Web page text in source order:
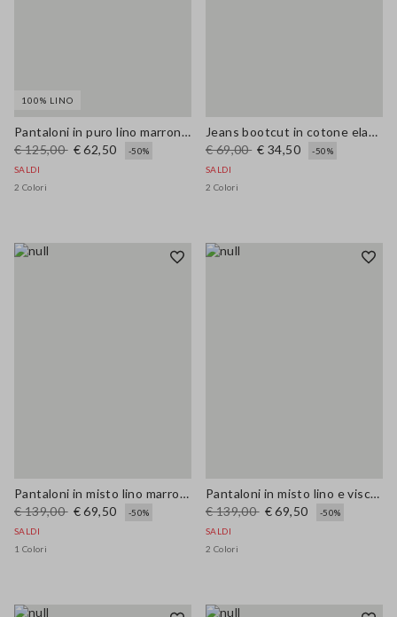
100% LINO
Pantaloni in puro lino marrone wide leg
€ 125,00 € 62,50
-50%
SALDI
2 Colori
Jeans bootcut in cotone elasticizzato bianco
€ 69,00 € 34,50
-50%
SALDI
2 Colori
Pantaloni in misto lino marrone a righe regular fit
€ 139,00 € 69,50
-50%
SALDI
1 Colori
Pantaloni in misto lino e viscosa elasticizzato verdi regular fit
€ 139,00 € 69,50
-50%
SALDI
2 Colori